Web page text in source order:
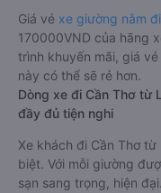
Giá vé xe giường nằm
170000VND của hãng
trình khuyến mãi, giá
này có thể sẽ rẻ hơn.
Dòng xe đi Cần Thơ từ
đầy đủ tiện nghi
Xe khách đi Cần Thơ
biệt. Với mỗi giường
sạn sang trọng, hiện